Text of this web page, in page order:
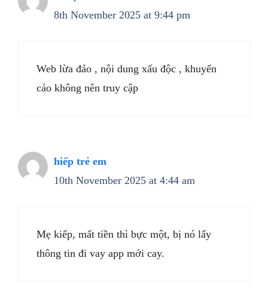
8th November 2025 at 9:44 pm
Web lừa đảo , nội dung xấu độc , khuyến
cáo không nên truy cập
hiếp trẻ em
10th November 2025 at 4:44 am
Mẹ kiếp, mất tiền thì bực một, bị nó lấy
thông tin đi vay app mới cay.